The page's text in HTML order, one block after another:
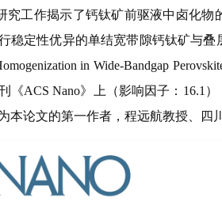
究工作揭示了钙钛矿前驱液中卤化
稳定性优异的单结宽带隙钙钛矿与叠
in Wide-Bandgap
《ACS Nano》上（影响因子：16.1）
本论文的第一作者，程远航教授、四